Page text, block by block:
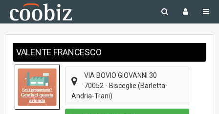
VALENTE FRANCESCO
VIA BOVIO GIOVANNI 30
70052 - Bisceglie (Barletta-
Andria-Trani)